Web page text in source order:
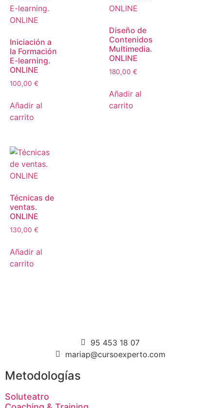
Iniciación a
la Formación
E-learning.
ONLINE
100,00 €
Añadir al
carrito
Diseño de
Contenidos
Multimedia.
ONLINE
180,00 €
Añadir al
carrito
Técnicas de
ventas.
ONLINE
130,00 €
Añadir al
carrito
95 453 18 07
mariap@cursoexperto.com
Metodologías
Soluteatro